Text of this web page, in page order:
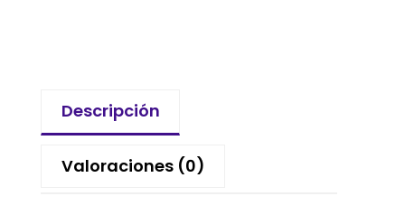
Descripción
Valoraciones (0)